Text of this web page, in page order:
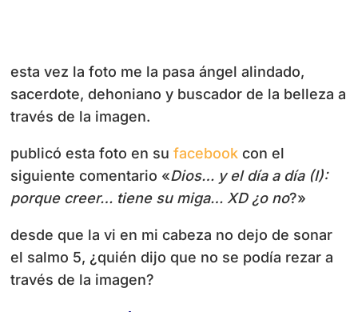
esta vez la foto me la pasa ángel alindado,
sacerdote, dehoniano y buscador de la belleza a
través de la imagen.
publicó esta foto en sufacebook con el
siguiente comentario «Dios… y el día a día (I):
porque creer… tiene su miga… XD ¿o no?»
desde que la vi en mi cabeza no dejo de sonar
el salmo 5, ¿quién dijo que no se podía rezar a
través de la imagen?